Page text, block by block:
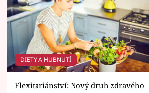
DIETY A HUBNUTÍ
Flexitariánství: Nový druh zdravého